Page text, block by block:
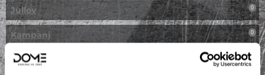
Jullov 0
Kampanj 0
Kickbike 0